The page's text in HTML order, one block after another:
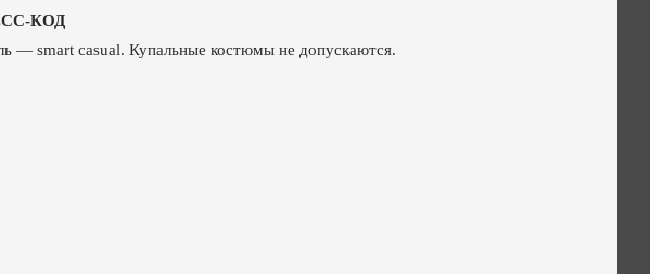
КОД
— smart casual. Купальные костюмы не допускаются.